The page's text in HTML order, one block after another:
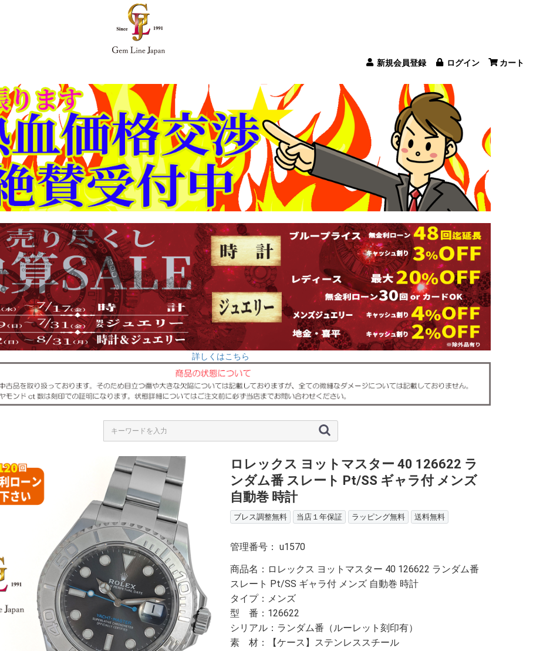
新規会員登録 ログイン カート
詳しくはこちら
ロレックス ヨットマスター 40 126622 ラ
ンダム番 スレート Pt/SS ギャラ付 メンズ
自動巻 時計
ブレス調整無料 当店１年保証 ラッピング無料 送料無料
管理番号： u1570
商品名：ロレックス ヨットマスター 40 126622 ランダム番
スレート Pt/SS ギャラ付 メンズ 自動巻 時計
タイプ：メンズ
型 番：126622
シリアル：ランダム番（ルーレット刻印有）
素 材：【ケース】ステンレススチール